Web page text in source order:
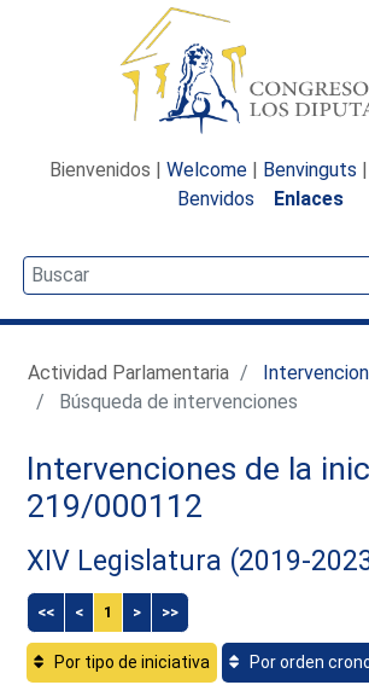
Bienvenidos | Welcome | Benvinguts |
Benvidos
Enlaces
Actividad Parlamentaria
Búsqueda de intervenciones
Intervenciones de la
219/000112
XIV Legislatura (2019-
<< < 1 > >>
Por tipo de iniciativa Por orden